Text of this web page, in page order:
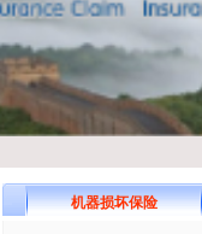
机器损坏保险